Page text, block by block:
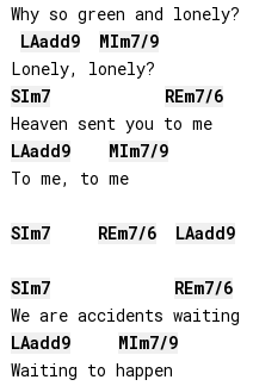
Why so green and lonely?
LAadd9 MIm7/9
SIm7 REm7/6
Heaven sent you to me
LAadd9 MIm7/9
To me, to me
SIm7 REm7/6 LAadd9
SIm7 REm7/6
LAadd9 MIm7/9